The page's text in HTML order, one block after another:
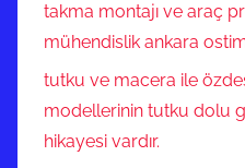
takma montajı ve araç
mühendislik ankara
tutku ve macera ile
modellerinin tutku dolu
hikayesi vardır.